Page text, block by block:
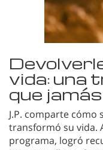
vida: una
que
J.P. comparte
transformó su vida.
programa, logró